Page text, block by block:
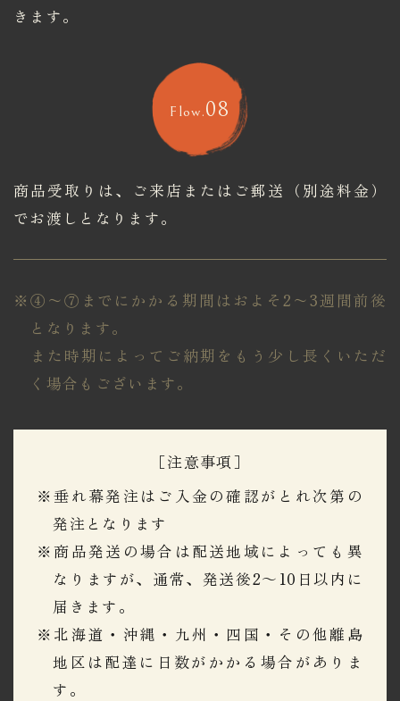
きます。
Flow.08
商品受取りは、ご来店またはご郵送（別途料金）
でお渡しとなります。
※④〜⑦までにかかる期間はおよそ2〜3週間前後
となります。
​​​​​​​また時期によってご納期をもう少し長くいただ
く場合もございます。
［注意事項］
※垂れ幕発注はご入金の確認がとれ次第の
発注となります
※商品発送の場合は配送地域によっても異
なりますが、通常、発送後2～10日以内に
届きます。
※北海道・沖縄・九州・四国・その他離島
地区は配達に日数がかかる場合がありま
す。